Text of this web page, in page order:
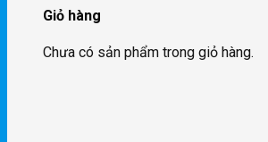
Giỏ hàng
Chưa có sản phẩm trong giỏ hàng.